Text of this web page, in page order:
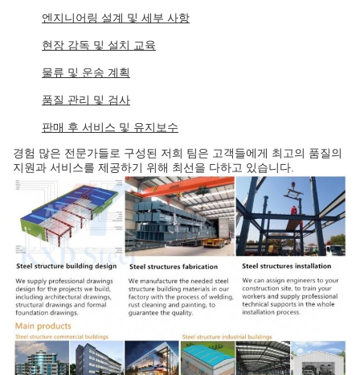
엔지니어링 설계 및 세부 사항
현장 감독 및 설치 교육
물류 및 운송 계획
품질 관리 및 검사
판매 후 서비스 및 유지보수
경험 많은 전문가들로 구성된 저희 팀은 고객들에게 최고의 품질의
지원과 서비스를 제공하기 위해 최선을 다하고 있습니다.